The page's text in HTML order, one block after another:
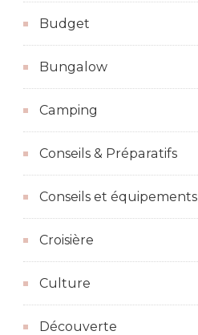
Budget
Bungalow
Camping
Conseils & Préparatifs
Conseils et équipements
Croisière
Culture
Découverte